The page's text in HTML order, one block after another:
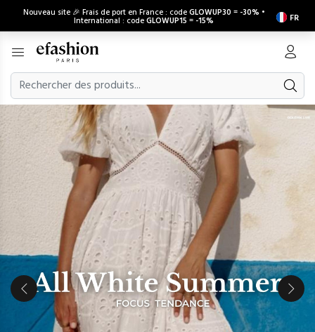
Nouveau site 🎉 Frais de port en France : codeGLOWUP30 = -30% •
International : codeGLOWUP15 = -15% FR